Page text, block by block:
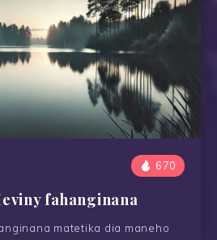
670
fahanginana
matetika dia maneho